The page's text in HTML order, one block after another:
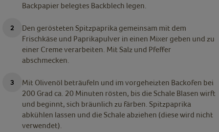
Backpapier belegtes Backblech legen.
Den gerösteten Spitzpaprika gemeinsam mit dem
Frischkäse und Paprikapulver in einen Mixer geben und zu
einer Creme verarbeiten. Mit Salz und Pfeffer
abschmecken.
Mit Olivenöl beträufeln und im vorgeheizten Backofen bei
200 Grad ca. 20 Minuten rösten, bis die Schale Blasen wirft
und beginnt, sich bräunlich zu färben. Spitzpaprika
abkühlen lassen und die Schale abziehen (diese wird nicht
verwendet).